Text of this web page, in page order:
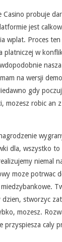
probuje
jest
wplat. Proces
platniczej w
na wersji
gdy
mozesz robic an
dla, wszystko to
niemal
moze potrwac
stworzyc
mozesz.
caly